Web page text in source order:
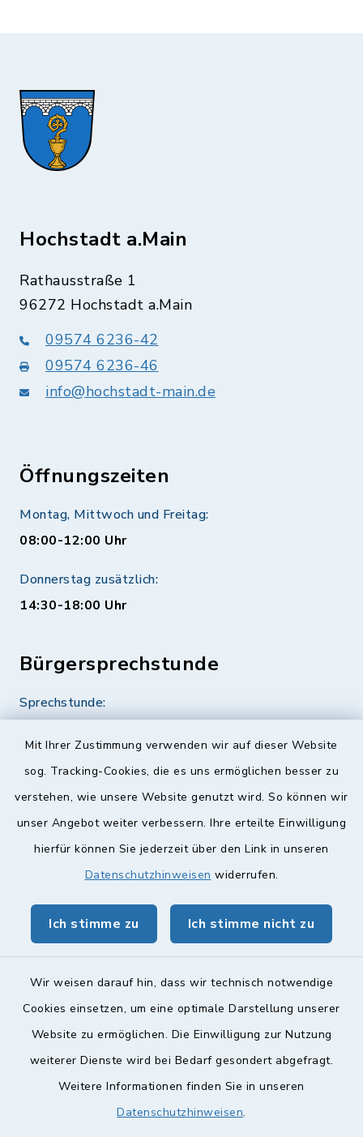
Mit Ihrer Zustimmung verwenden wir auf dieser Website
sog. Tracking-Cookies, die es uns ermöglichen besser zu
verstehen, wie unsere Website genutzt wird. So können wir
unser Angebot weiter verbessern. Ihre erteilte Einwilligung
hierfür können Sie jederzeit über den Link in unseren
Datenschutzhinweisen widerrufen.
Ich stimme zu Ich stimme nicht zu
Wir weisen darauf hin, dass wir technisch notwendige
Cookies einsetzen, um eine optimale Darstellung unserer
Website zu ermöglichen. Die Einwilligung zur Nutzung
weiterer Dienste wird bei Bedarf gesondert abgefragt.
Weitere Informationen finden Sie in unseren
Datenschutzhinweisen.
Hochstadt a.Main
Rathausstraße 1
96272 Hochstadt a.Main
09574 6236-42
09574 6236-46
info@hochstadt-main.de
Öffnungszeiten
Montag, Mittwoch und Freitag:
08:00-12:00 Uhr
Donnerstag zusätzlich:
14:30-18:00 Uhr
Bürgersprechstunde
Sprechstunde:
Quicklinks
Landkreis Lichtenfels
geoPortal Lichtenfels
Barrierefreiheit